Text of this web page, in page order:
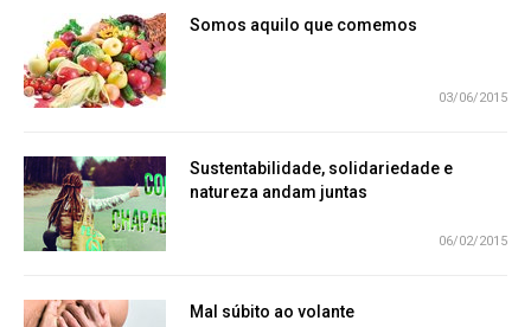
Somos aquilo que comemos
03/06/2015
Sustentabilidade, solidariedade e
natureza andam juntas
06/02/2015
Mal súbito ao volante